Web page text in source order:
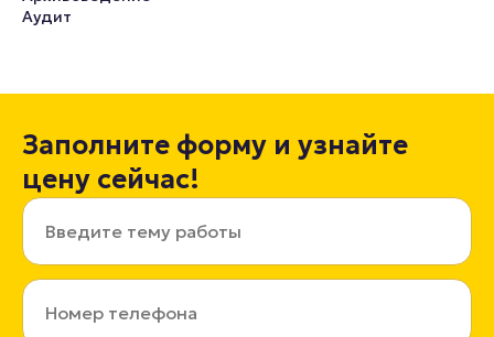
Аудит
Заполните форму и узнайте
цену сейчас!